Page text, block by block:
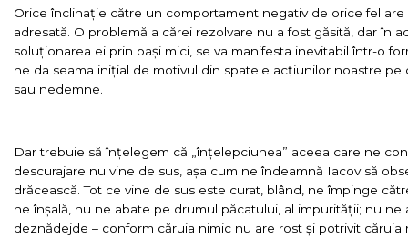
Orice înclinație către un comportament negativ de orice fel
adresată. O problemă a cărei rezolvare nu a fost găsită, dar în
soluționarea ei prin pași mici, se va manifesta inevitabil într-o
ne da seama inițial de motivul din spatele acțiunilor noastre pe
sau nedemne.
Dar trebuie să înțelegem că „înțelepciunea” aceea care ne
descurajare nu vine de sus, așa cum ne îndeamnă Iacov să
drăcească. Tot ce vine de sus este curat, blând, ne împinge
ne înșală, nu ne abate pe drumul păcatului, al impurității; nu
deznădejde – conform căruia nimic nu are rost și potrivit